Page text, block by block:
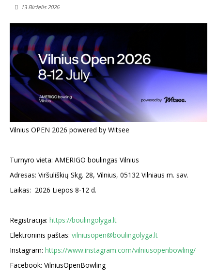
13 Birželis 2026
Vilnius OPEN 2026 powered by Witsee
Turnyro vieta: AMERIGO boulingas Vilnius
Adresas: Viršuliškių Skg. 28, Vilnius, 05132 Vilniaus m. sav.
Laikas: 2026 Liepos 8-12 d.
Registracija: https://boulingolyga.lt
Elektroninis paštas: vilniusopen@boulingolyga.lt
Instagram: https://www.instagram.com/vilniusopenbowling/
Facebook: VilniusOpenBowling